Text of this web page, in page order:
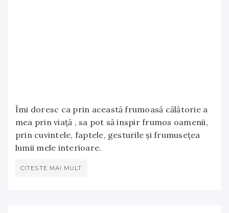
Îmi doresc ca prin această frumoasă călătorie a
mea prin viață , sa pot să inspir frumos oamenii,
prin cuvintele, faptele, gesturile și frumusețea
lumii mele interioare.
CITESTE MAI MULT